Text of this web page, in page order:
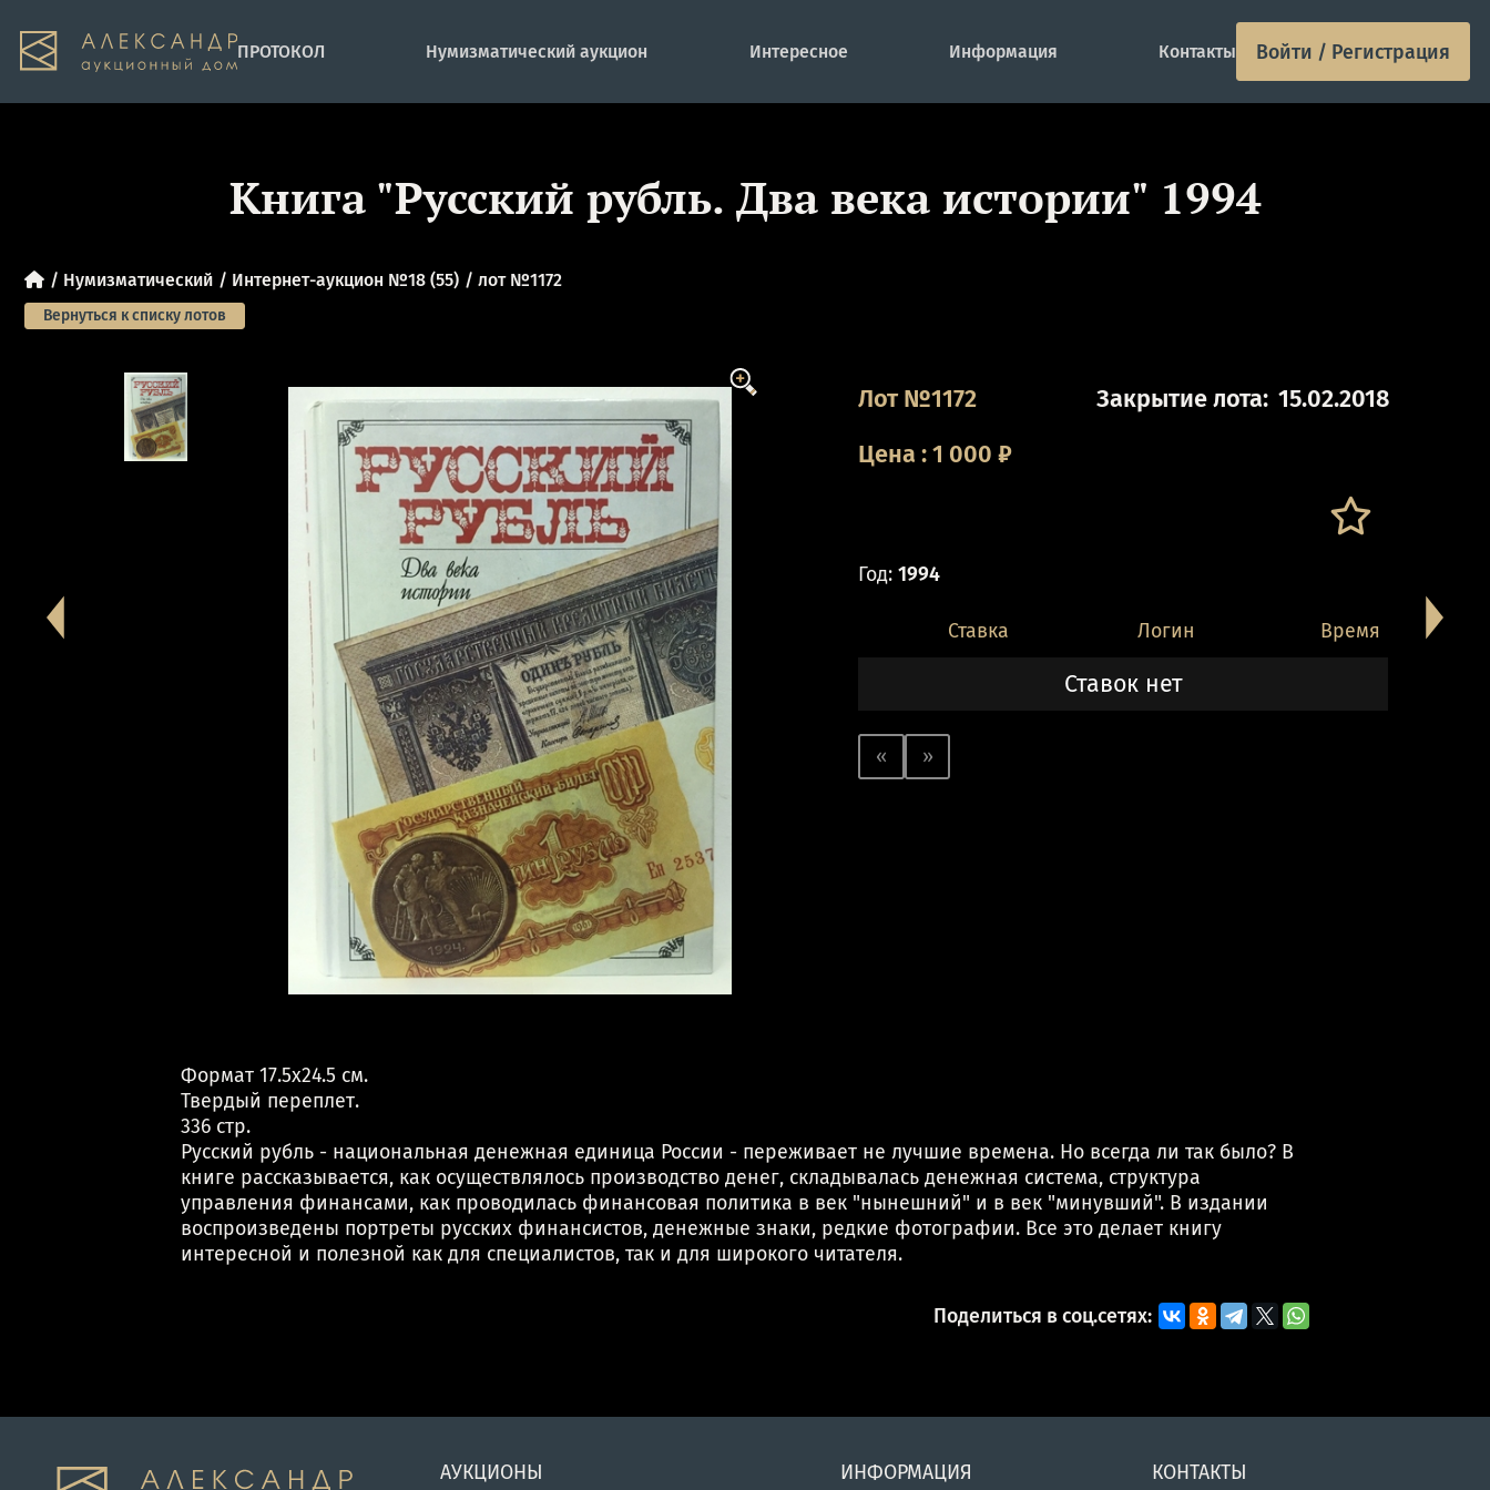
ПРОТОКОЛ Нумизматический аукцион Интересное Информация Контакты Войти / Регистрация
Книга "Русский рубль. Два века истории" 1994
Нумизматический Интернет-аукцион №18 (55) лот №1172
Вернуться к списку лотов
Лот №1172 Закрытие лота: 15.02.2018
Цена:1 000 ₽
Год: 1994
Ставка Логин Время
Ставок нет
« »
Формат 17.5х24.5 см.
Твердый переплет.
336 стр.
Русский рубль - национальная денежная единица России - переживает не лучшие времена. Но всегда ли так было? В
книге рассказывается, как осуществлялось производство денег, складывалась денежная система, структура
управления финансами, как проводилась финансовая политика в век "нынешний" и в век "минувший". В издании
воспроизведены портреты русских финансистов, денежные знаки, редкие фотографии. Все это делает книгу
интересной и полезной как для специалистов, так и для широкого читателя.
Поделиться в соц.сетях:
АУКЦИОНЫ ИНФОРМАЦИЯ КОНТАКТЫ